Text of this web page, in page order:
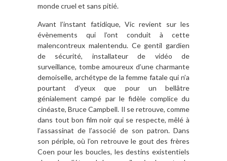
monde cruel et sans pitié.
Avant l’instant fatidique, Vic revient sur les
évènements qui l’ont conduit à cette
malencontreux malentendu. Ce gentil gardien
de sécurité, installateur de vidéo de
surveillance, tombe amoureux d’une charmante
demoiselle, archétype de la femme fatale qui n’a
pourtant d’yeux que pour un bellâtre
génialement campé par le fidèle complice du
cinéaste, Bruce Campbell. Il se retrouve, comme
dans tout bon film noir qui se respecte, mêlé à
l’assassinat de l’associé de son patron. Dans
son périple, où l’on retrouve le gout des frères
Coen pour les boucles, les destins existentiels